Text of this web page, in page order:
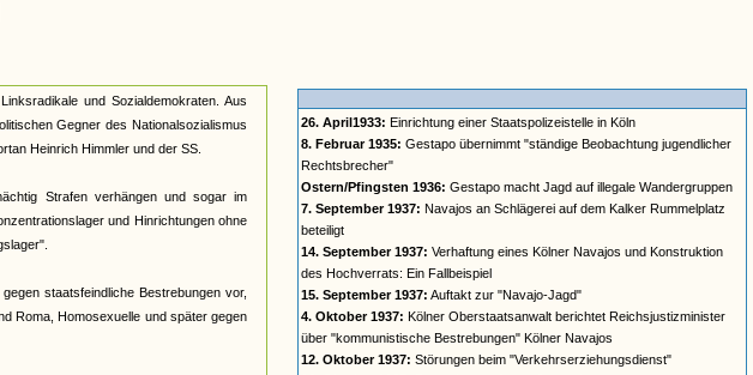
und Sozialdemokraten. Aus
Gegner des Nationalsozialismus
Heinrich Himmler und der SS.
Strafen verhängen und sogar im
und Hinrichtungen ohne
staatsfeindliche Bestrebungen vor,
Roma, Homosexuelle und später gegen
26. April1933: Einrichtung einer Staatspolizeistelle in Köln
8. Februar 1935: Gestapo übernimmt "ständige Beobachtung jugendlicher
Rechtsbrecher"
Ostern/Pfingsten 1936: Gestapo macht Jagd auf illegale Wandergruppen
7. September 1937: Navajos an Schlägerei auf dem Kalker Rummelplatz
beteiligt
14. September 1937: Verhaftung eines Kölner Navajos und Konstruktion
des Hochverrats: Ein Fallbeispiel
15. September 1937: Auftakt zur "Navajo-Jagd"
4. Oktober 1937: Kölner Oberstaatsanwalt berichtet Reichsjustizminister
über "kommunistische Bestrebungen" Kölner Navajos
12. Oktober 1937: Störungen beim "Verkehrserziehungsdienst"